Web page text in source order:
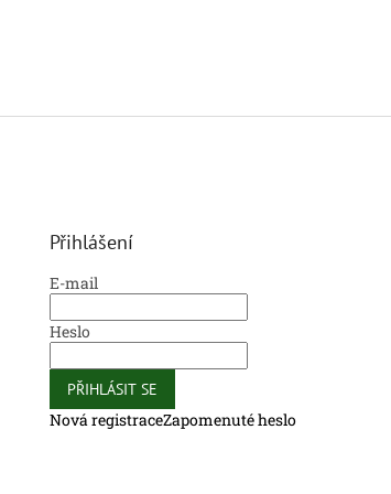
Přihlášení
E-mail
Heslo
PŘIHLÁSIT SE
Nová registraceZapomenuté heslo